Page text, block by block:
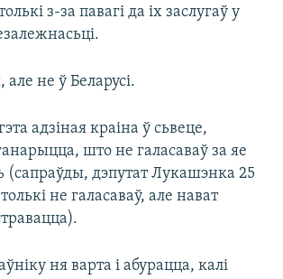
з-за павагі да іх заслугаў у
не ў Беларусі.
адзіная краіна ў сьвеце,
што не галасаваў за яе
(сапраўды, дэпутат Лукашэнка 25
не галасаваў, але нават
ня варта і абурацца, калі